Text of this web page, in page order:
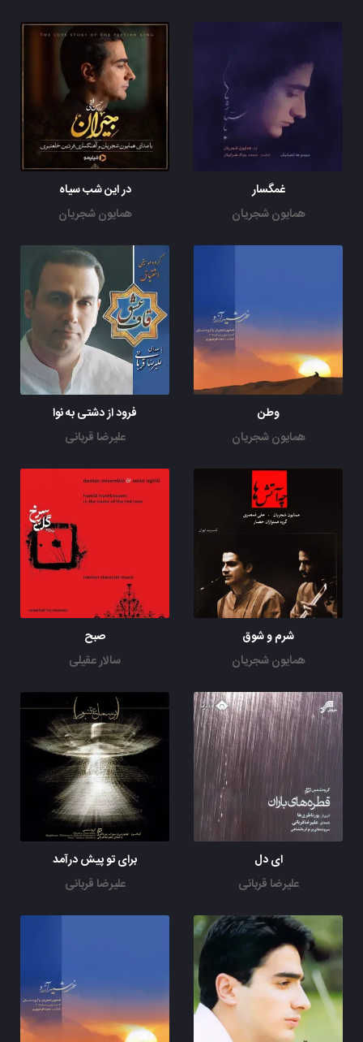
غمگسار
همایون شجریان
در این شب سیاه
همایون شجریان
وطن
همایون شجریان
فرود از دشتی به نوا
علیرضا قربانی
شرم و شوق
همایون شجریان
صبح
سالار عقیلی
ای دل
علیرضا قربانی
برای تو پیش درآمد
علیرضا قربانی